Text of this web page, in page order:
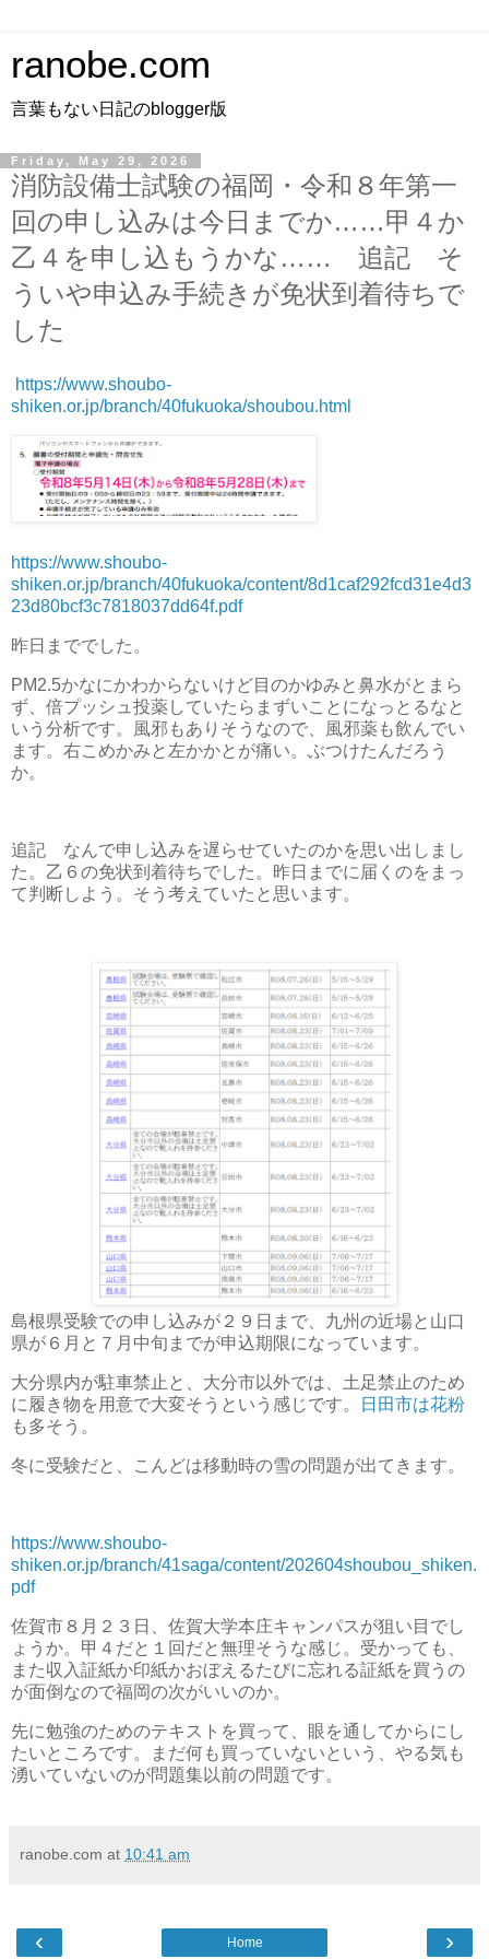
ranobe.com
言葉もない日記のblogger版
Friday, May 29, 2026
消防設備士試験の福岡・令和８年第一
回の申し込みは今日までか……甲４か
乙４を申し込もうかな…… 追記 そ
ういや申込み手続きが免状到着待ちで
した
https://www.shoubo-
shiken.or.jp/branch/40fukuoka/shoubou.html
https://www.shoubo-
shiken.or.jp/branch/40fukuoka/content/8d1caf292fcd31e4d3
23d80bcf3c7818037dd64f.pdf
昨日まででした。
PM2.5かなにかわからないけど目のかゆみと鼻水がとまら
ず、倍プッシュ投薬していたらまずいことになっとるなと
いう分析です。風邪もありそうなので、風邪薬も飲んでい
ます。右こめかみと左かかとが痛い。ぶつけたんだろう
か。
追記 なんで申し込みを遅らせていたのかを思い出しまし
た。乙６の免状到着待ちでした。昨日までに届くのをまっ
て判断しよう。そう考えていたと思います。
島根県受験での申し込みが２９日まで、九州の近場と山口
県が６月と７月中旬までが申込期限になっています。
大分県内が駐車禁止と、大分市以外では、土足禁止のため
に履き物を用意で大変そうという感じです。
日田市は花粉
も多そう。
冬に受験だと、こんどは移動時の雪の問題が出てきます。
https://www.shoubo-
shiken.or.jp/branch/41saga/content/202604shoubou_shiken.
pdf
佐賀市８月２３日、佐賀大学本庄キャンパスが狙い目でし
ょうか。甲４だと１回だと無理そうな感じ。受かっても、
また収入証紙か印紙かおぼえるたびに忘れる証紙を買うの
が面倒なので福岡の次がいいのか。
先に勉強のためのテキストを買って、眼を通してからにし
たいところです。まだ何も買っていないという、やる気も
湧いていないのが問題集以前の問題です。
ranobe.com at 10:41 am
‹ ›
Home